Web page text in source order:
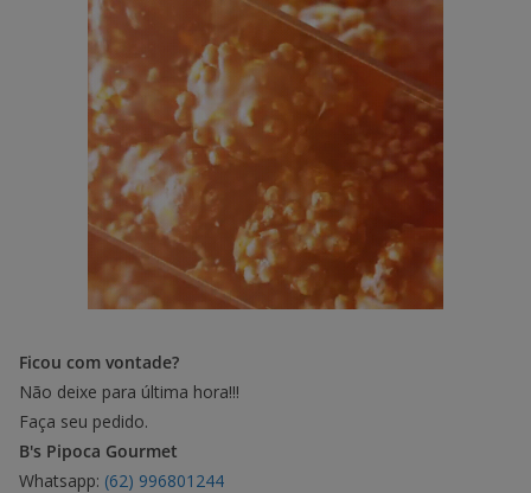
Ficou com vontade?
Não deixe para última hora!!!
Faça seu pedido.
B's Pipoca Gourmet
Whatsapp: (62) 996801244